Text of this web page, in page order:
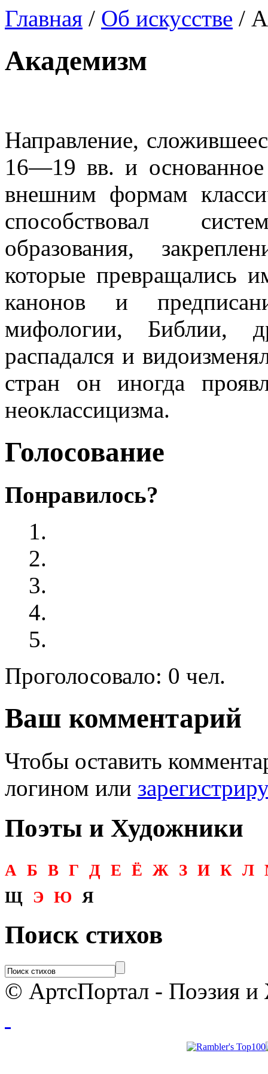
Главная / Об искусстве /
Академизм
Направление,
16—19 вв. и основанное
внешним формам
способствовал
образования,
которые превращались
канонов и
мифологии, Библии,
распадался и
стран он иногда
неоклассицизма.
Голосование
Понравилось?
Проголосовало: 0 чел.
Ваш комментарий
Чтобы оставить
логином или
Поэты и Художники
А Б В Г Д Е Ё Ж З И К Л
Щ Э Ю Я
Поиск стихов
© АртсПортал - Поэзия